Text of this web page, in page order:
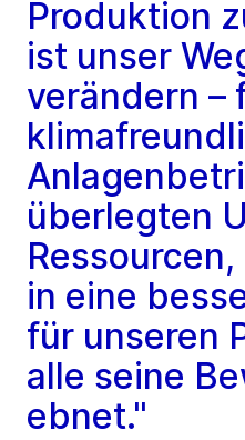
Produktion
ist unser
verändern –
überlegten
in eine
für unseren
alle seine
ebnet."